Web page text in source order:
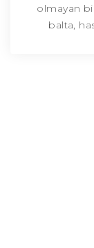
olmayan
balta,